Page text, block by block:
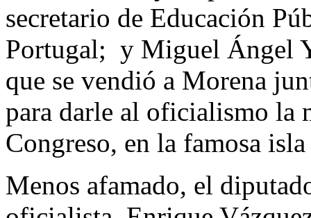
secretario de Educación
Portugal; y Miguel Ángel
que se vendió a Morena
para darle al oficialismo la
Congreso, en la famosa
Menos afamado, el